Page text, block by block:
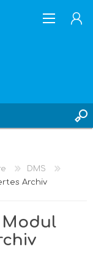
DMS
Archiv
Modul